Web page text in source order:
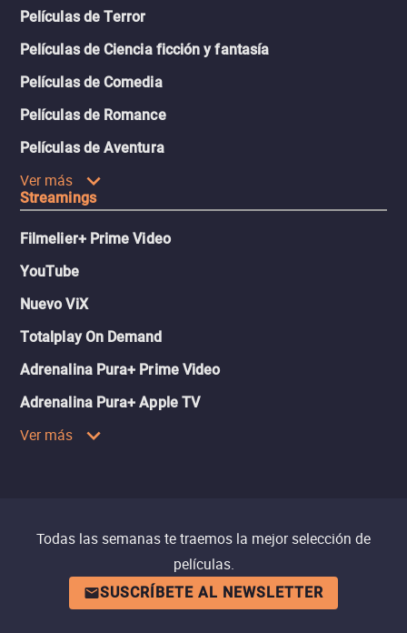
Películas de Terror
Películas de Ciencia ficción y fantasía
Películas de Comedia
Películas de Romance
Películas de Aventura
Ver más
Streamings
Filmelier+ Prime Video
YouTube
Nuevo ViX
Totalplay On Demand
Adrenalina Pura+ Prime Video
Adrenalina Pura+ Apple TV
Ver más
Todas las semanas te traemos la mejor selección de
películas.
SUSCRÍBETE AL NEWSLETTER